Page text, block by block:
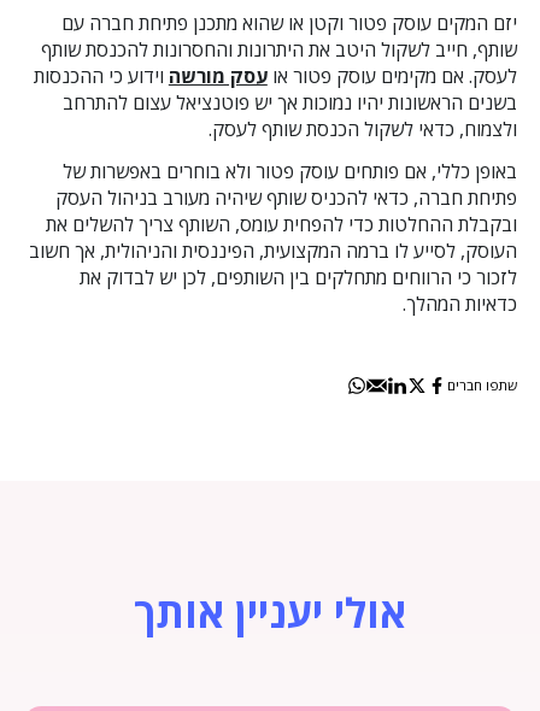
יזם המקים עוסק פטור וקטן או שהוא מתכנן פתיחת חברה עם
שותף, חייב לשקול היטב את היתרונות והחסרונות להכנסת שותף
לעסק. אם מקימים עוסק פטור אועסק מורשה וידוע כי ההכנסות
בשנים הראשונות יהיו נמוכות אך יש פוטנציאל עצום להתרחב
ולצמוח, כדאי לשקול הכנסת שותף לעסק.
באופן כללי, אם פותחים עוסק פטור ולא בוחרים באפשרות של
פתיחת חברה, כדאי להכניס שותף שיהיה מעורב בניהול העסק
ובקבלת ההחלטות כדי להפחית עומס, השותף צריך להשלים את
העוסק, לסייע לו ברמה המקצועית, הפיננסית והניהולית, אך חשוב
לזכור כי הרווחים מתחלקים בין השותפים, לכן יש לבדוק את
כדאיות המהלך.
שתפו חברים
אולי יעניין אותך